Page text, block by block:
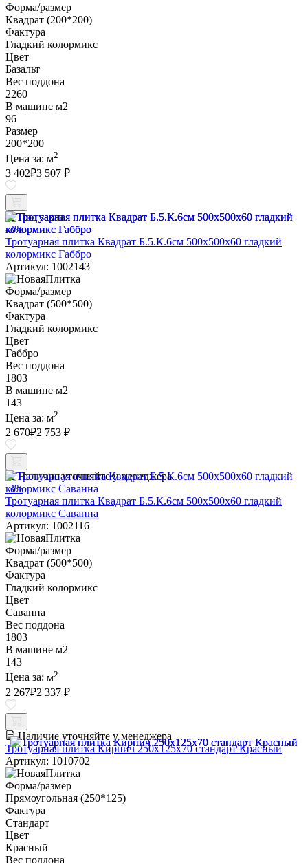
Форма/размер
Квадрат (200*200)
Фактура
Гладкий колормикс
Цвет
Базальт
Вес поддона
2260
В машине м2
96
Размер
200*200
Цена за: м2
3 402₽3 507 ₽
Под заказ
-3%
Тротуарная плитка Квадрат Б.5.К.6см 500х500х60 гладкий
колормикс Габбро
Артикул: 1002143
Форма/размер
Квадрат (500*500)
Фактура
Гладкий колормикс
Цвет
Габбро
Вес поддона
1803
В машине м2
143
Цена за: м2
2 670₽2 753 ₽
Наличие уточняйте у менеджера
-3%
Тротуарная плитка Квадрат Б.5.К.6см 500х500х60 гладкий
колормикс Саванна
Артикул: 1002116
Форма/размер
Квадрат (500*500)
Фактура
Гладкий колормикс
Цвет
Саванна
Вес поддона
1803
В машине м2
143
Цена за: м2
2 267₽2 337 ₽
Наличие уточняйте у менеджера
Тротуарная плитка Кирпич 250х125х70 стандарт Красный
Артикул: 1010702
Форма/размер
Прямоугольная (250*125)
Фактура
Стандарт
Цвет
Красный
Вес поддона